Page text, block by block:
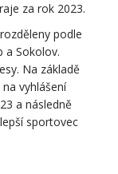
za rok 2023.
podle
a Sokolov.
Na základě
vyhlášení
a následně
sportovec